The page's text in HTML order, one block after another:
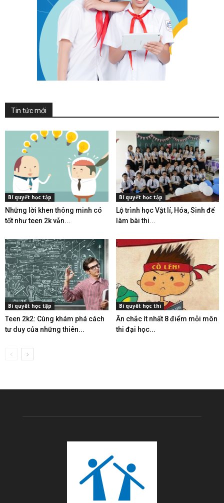
Tin tức mới
Bí quyết học tập
Những lời khen thông minh có
tốt như teen 2k vẫn...
Bí quyết học tập
Lộ trình học Vật lí, Hóa, Sinh để
làm bài thi...
Bí quyết học tập
Teen 2k2: Cùng khám phá cách
tư duy của những thiên...
Bí quyết học thi
Ăn chắc ít nhất 8 điểm mỗi môn
thi đại học...